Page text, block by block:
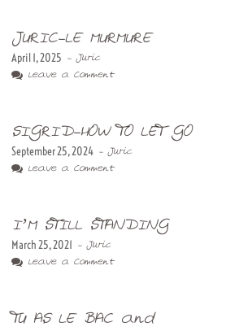
JURIC-LE MURMURE
April 1, 2025 - Juric
Leave a Comment
SIGRID-HOW TO LET GO
September 25, 2024 - Juric
Leave a Comment
I’M STILL STANDING
March 25, 2021 - Juric
Leave a Comment
TU AS LE BAC and